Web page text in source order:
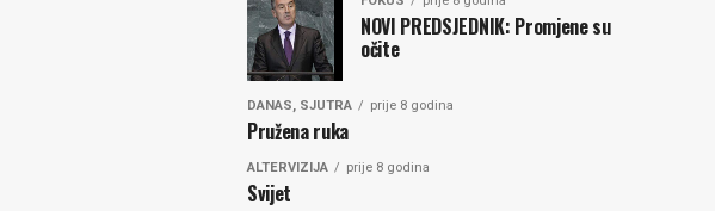
NOVI PREDSJEDNIK: Promjene su
očite
DANAS, SJUTRA prije 8 godina
Pružena ruka
ALTERVIZIJA prije 8 godina
Svijet